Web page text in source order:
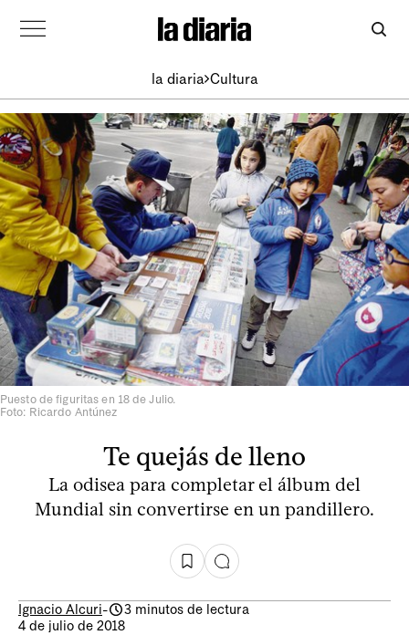
la diaria Cultura
Puesto de figuritas en 18 de Julio.
Foto: Ricardo Antúnez
Te quejás de lleno
La odisea para completar el álbum del
Mundial sin convertirse en un pandillero.
Ignacio Alcuri-
3 minutos de lectura
4 de julio de 2018